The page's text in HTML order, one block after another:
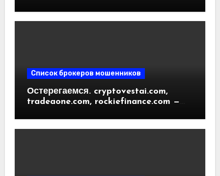
Список брокеров мошенников
Остерегаемся. cryptovestai.com,
tradeaone.com, rockiefinance.com —